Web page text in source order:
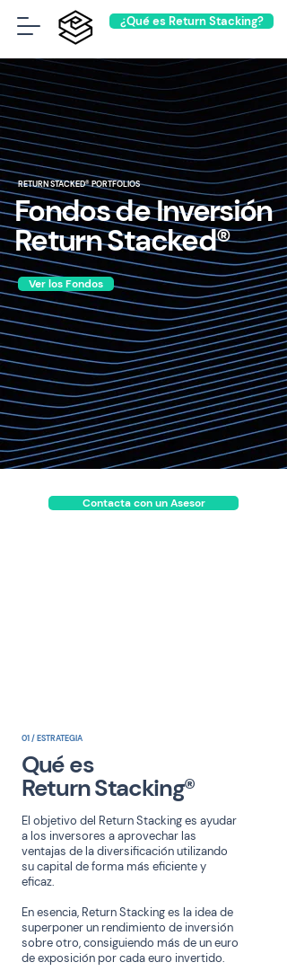
¿Qué es Return Stacking?
RETURN STACKED® PORTFOLIOS
Fondos de Inversión
Return Stacked®
Ver los Fondos
Contacta con un Asesor
01 / ESTRATEGIA
Qué es
Return Stacking®
El objetivo del Return Stacking es ayudar
a los inversores a aprovechar las
ventajas de la diversificación utilizando
su capital de forma más eficiente y
eficaz.
En esencia, Return Stacking es la idea de
superponer un rendimiento de inversión
sobre otro, consiguiendo más de un euro
de exposición por cada euro invertido.